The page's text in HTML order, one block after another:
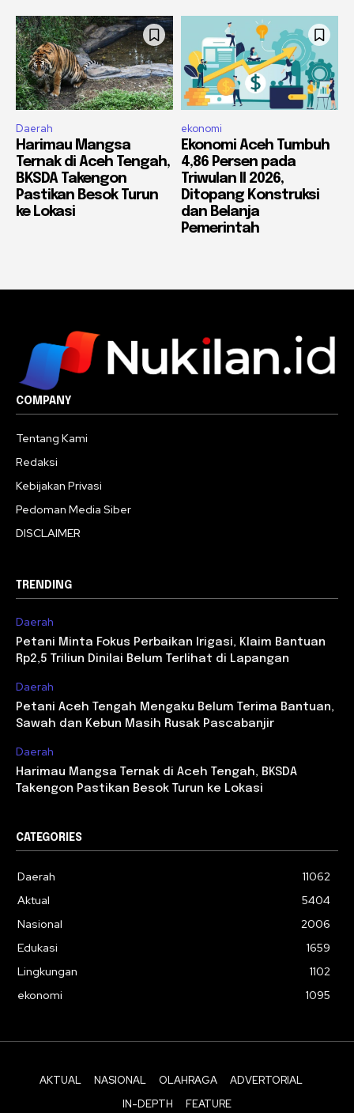
Daerah
Harimau Mangsa
Ternak di Aceh Tengah,
BKSDA Takengon
Pastikan Besok Turun
ke Lokasi
ekonomi
Ekonomi Aceh Tumbuh
4,86 Persen pada
Triwulan II 2026,
Ditopang Konstruksi
dan Belanja
Pemerintah
COMPANY
Tentang Kami
Redaksi
Kebijakan Privasi
Pedoman Media Siber
DISCLAIMER
TRENDING
Daerah
Petani Minta Fokus Perbaikan Irigasi, Klaim Bantuan
Rp2,5 Triliun Dinilai Belum Terlihat di Lapangan
Daerah
Petani Aceh Tengah Mengaku Belum Terima Bantuan,
Sawah dan Kebun Masih Rusak Pascabanjir
Daerah
Harimau Mangsa Ternak di Aceh Tengah, BKSDA
Takengon Pastikan Besok Turun ke Lokasi
CATEGORIES
Daerah
11062
Aktual
5404
Nasional
2006
Edukasi
1659
Lingkungan
1102
ekonomi
1095
AKTUAL NASIONAL OLAHRAGA
ADVERTORIAL
IN-DEPTH
FEATURE